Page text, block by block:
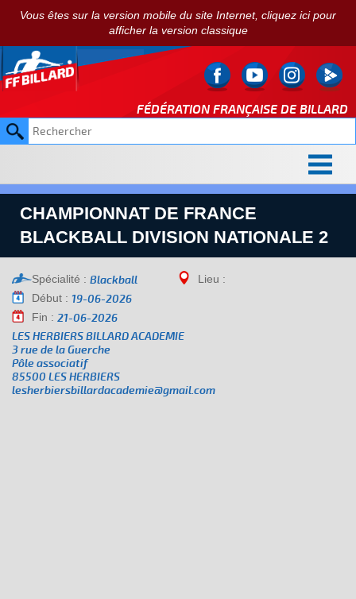
Vous êtes sur la version mobile du site Internet, cliquez ici pour
afficher la version classique
FÉDÉRATION FRANÇAISE DE BILLARD
CHAMPIONNAT DE FRANCE
BLACKBALL DIVISION NATIONALE 2
Spécialité : Blackball
Début : 19-06-2026
Fin : 21-06-2026
Lieu :
LES HERBIERS BILLARD ACADEMIE
3 rue de la Guerche
Pôle associatif
85500 LES HERBIERS
lesherbiersbillardacademie@gmail.com